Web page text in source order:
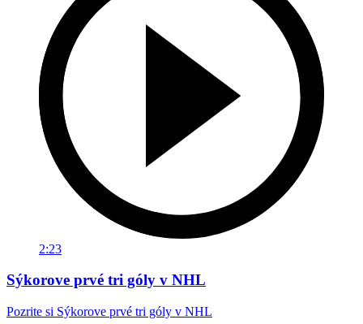
2:23
Sýkorove prvé tri góly v NHL
Pozrite si Sýkorove prvé tri góly v NHL